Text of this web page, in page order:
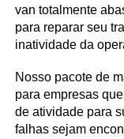
van totalmente
para reparar seu
inatividade da
Nosso pacote de
para empresas
de atividade para
falhas sejam